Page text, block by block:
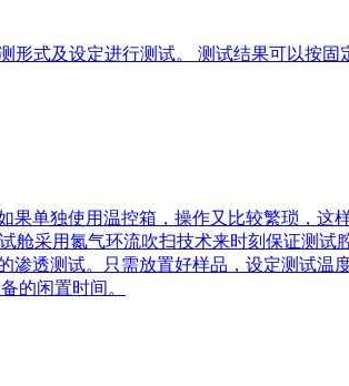
形式及设定进行测试。 测试结果可以按固
单独使用温控箱，操作又比较繁琐，这
舱采用氮气环流吹扫技术来时刻保证测试
透测试。只需放置好样品，设定测试温
的闲置时间。